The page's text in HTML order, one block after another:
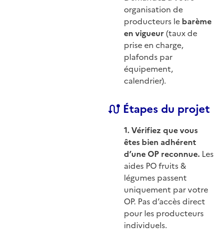
organisation de
producteurs le barème
en vigueur (taux de
prise en charge,
plafonds par
équipement,
calendrier).
Étapes du projet
1. Vérifiez que vous
êtes bien adhérent
d’une OP reconnue. Les
aides PO fruits &
légumes passent
uniquement par votre
OP. Pas d’accès direct
pour les producteurs
individuels.